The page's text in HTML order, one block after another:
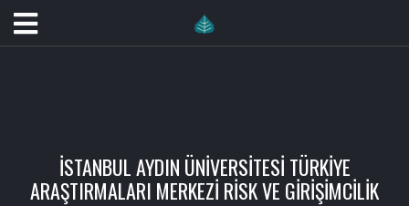
İSTANBUL AYDIN ÜNIVERSITESI TÜRKIYE
ARAŞTIRMALARI MERKEZI RISK VE GIRIŞIMCILIK